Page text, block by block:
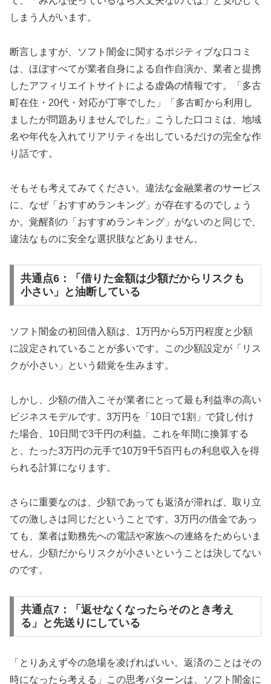
しまう人がいます。
断言しますが、ソフト闇金に関するポジティブな口コミ
は、ほぼすべてが業者自身による自作自演か、業者と提携
したアフィリエイトサイトによる虚偽の情報です。「多古
町在住・20代・対応が丁寧でした」「多古町から利用し
ましたが問題ありませんでした」こうした口コミは、地域
名や年代を入れてリアリティを出しているだけの完全な作
り話です。
そもそも考えてみてください。違法な金融業者のサービス
に、なぜ「おすすめランキング」が存在するのでしょう
か。覚醒剤の「おすすめランキング」がないのと同じで、
違法なものに安全な選択肢などありません。
共通点6：「借りた金額は少額だからリスクも
小さい」と油断している
ソフト闇金の初回借入額は、1万円から5万円程度と少額
に設定されていることが多いです。この少額設定が「リス
クが小さい」という錯覚を生みます。
しかし、少額の借入こそが業者にとって最も利益率の高い
ビジネスモデルです。3万円を「10日で1割」で貸し付け
た場合、10日間で3千円の利益。これを年間に換算する
と、たった3万円の元手で10万9千5百円もの利息収入を得
られる計算になります。
さらに重要なのは、少額であっても返済が滞れば、取り立
ての激しさは同じだということです。3万円の借金であっ
ても、業者は勤務先への電話や家族への連絡をためらいま
せん。少額だからリスクが小さいということは決してない
のです。
共通点7：「返せなくなったらそのとき考え
る」と先送りにしている
「とりあえず今の急場を凌げればいい。返済のことはその
時になったら考える」この思考パターンは、ソフト闇金に